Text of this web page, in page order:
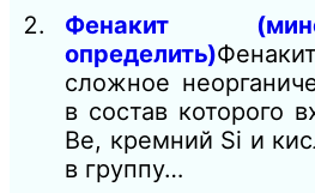
Фенакит
определить)
сложное
в состав которого
Be, кремний Si и
в группу…